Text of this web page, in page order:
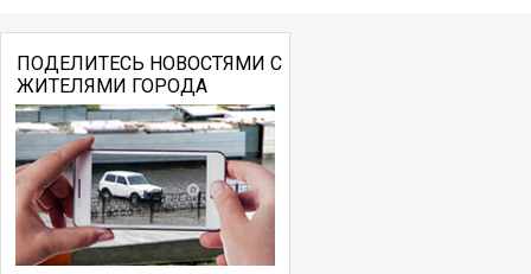
ПОДЕЛИТЕСЬ НОВОСТЯМИ С
ЖИТЕЛЯМИ ГОРОДА